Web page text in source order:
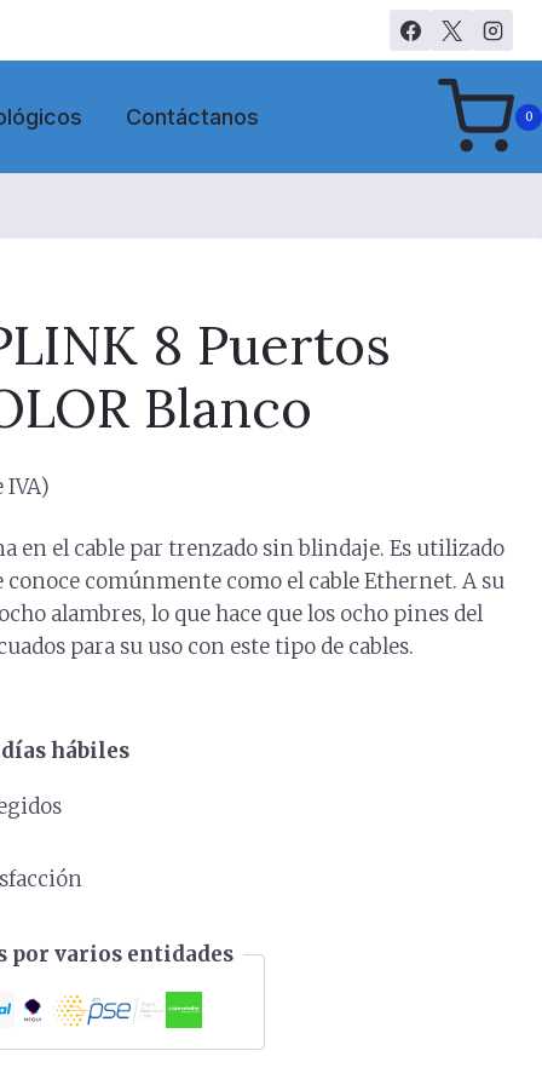
Contáctanos 0
8 Puertos
Blanco
IVA)
en el cable par trenzado sin blindaje. Es utilizado
conoce comúnmente como el cable Ethernet. A su
alambres, lo que hace que los ocho pines del
para su uso con este tipo de cables.
hábiles
por varios entidades